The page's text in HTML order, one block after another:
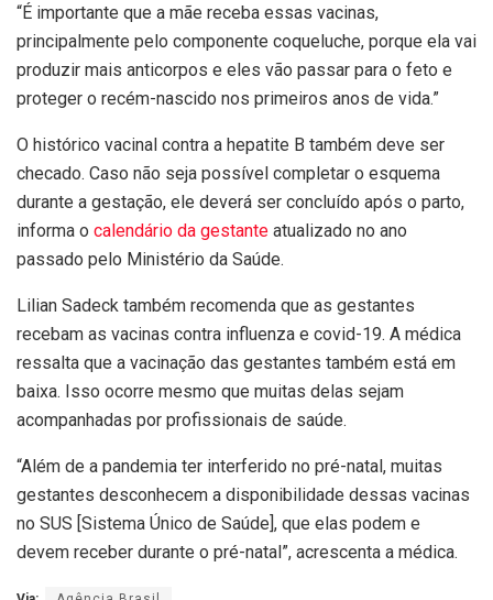
“É importante que a mãe receba essas vacinas,
principalmente pelo componente coqueluche, porque ela vai
produzir mais anticorpos e eles vão passar para o feto e
proteger o recém-nascido nos primeiros anos de vida.”
O histórico vacinal contra a hepatite B também deve ser
checado. Caso não seja possível completar o esquema
durante a gestação, ele deverá ser concluído após o parto,
informa o calendário da gestante atualizado no ano
passado pelo Ministério da Saúde.
Lilian Sadeck também recomenda que as gestantes
recebam as vacinas contra influenza e covid-19. A médica
ressalta que a vacinação das gestantes também está em
baixa. Isso ocorre mesmo que muitas delas sejam
acompanhadas por profissionais de saúde.
“Além de a pandemia ter interferido no pré-natal, muitas
gestantes desconhecem a disponibilidade dessas vacinas
no SUS [Sistema Único de Saúde], que elas podem e
devem receber durante o pré-natal”, acrescenta a médica.